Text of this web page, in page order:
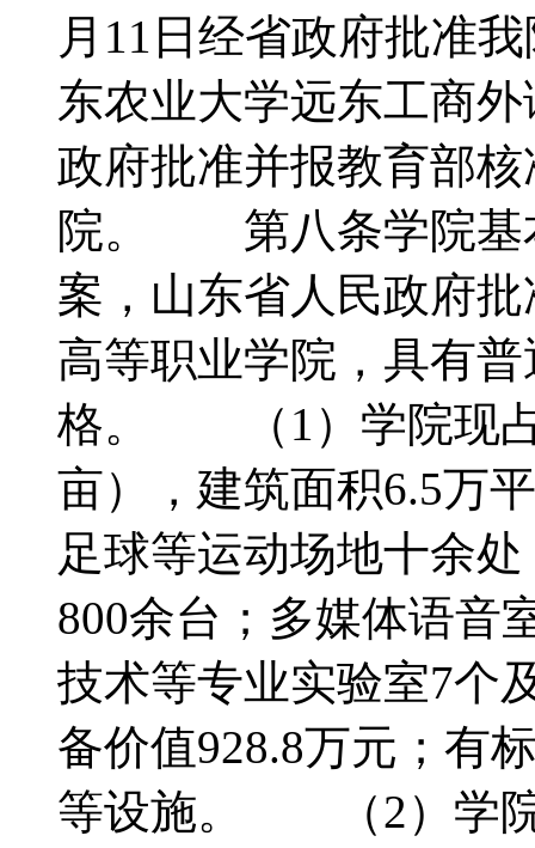
月11日经省政府批准
东农业大学远东工商
政府批准并报教育部
院。 第八条学院基
案，山东省人民政府
高等职业学院，具有
格。 （1）学院现占
亩），建筑面积6.5万
足球等运动场地十余
800余台；多媒体语音
技术等专业实验室7个
备价值928.8万元；有
等设施。 （2）学院